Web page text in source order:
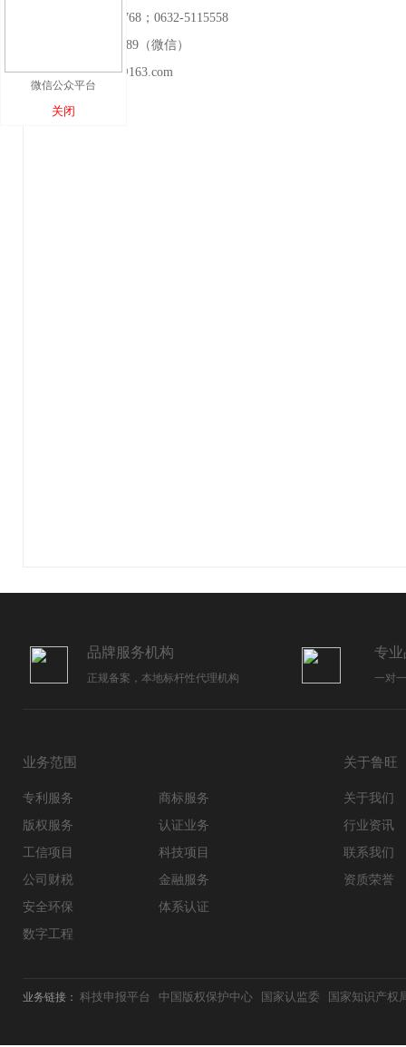
电话：400-632-6768；0632-5115558
手机：13581103689（微信）
邮箱：zzluwang@163.com
品牌服务机构
正规备案，本地标杆性代理机构
专
一对
业务范围 关于鲁旺
专利服务
商标服务
版权服务
认证业务
工信项目
科技项目
公司财税
金融服务
安全环保
体系认证
数字工程
关于我们
行业资讯
联系我们
资质荣誉
业务链接： 科技申报平台 中国版权保护中心 国家认监委 国家知识产权
微信公众平台
关闭